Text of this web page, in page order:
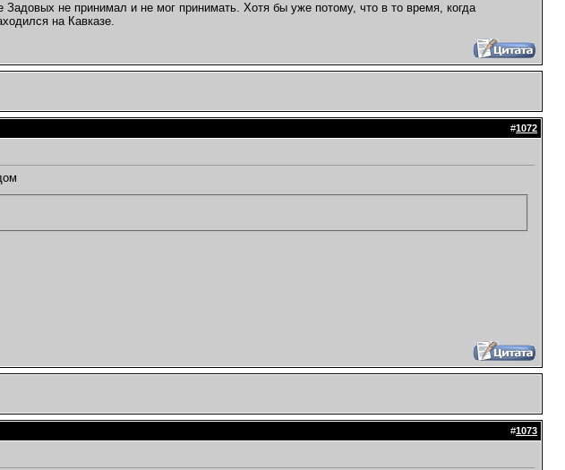
Задовых не принимал и не мог принимать. Хотя бы уже потому, что в то время, когда
на Кавказе.
#1072
#1073